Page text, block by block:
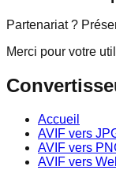
Partenariat ?
Merci pour votre
Accueil
AVIF vers
AVIF vers
AVIF vers